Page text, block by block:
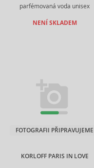
parfémovaná voda unisex
NENÍ SKLADEM
KORLOFF PARIS IN LOVE
FOTOGRAFII PŘIPRAVUJEME